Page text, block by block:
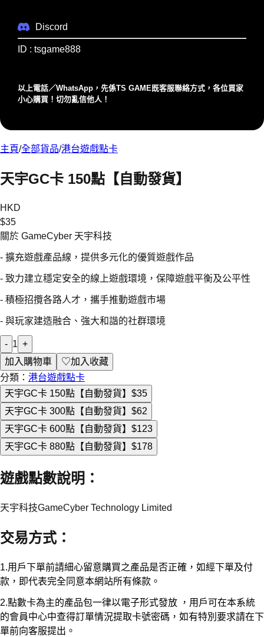
Discord
ID : tsgame888
以上電話／WhatsApp，先係TS GAME既客服聯絡⽅式，各位買家
⼩⼼購買！切勿亂信他⼈！
主頁/全部貨品/港台遊戲點卡
天宇GC卡 150點【自動發貨】
HKD
$35
關於 GameCyber 天宇科技
- 擴充遊戲產品線，提供多元化的優質遊戲作品
- 致力建立穩定安全的線上遊戲環境，保障遊戲平衡及公平性
- 積極招攬各路人才，攜手推動遊戲市場
- 與玩家建造融合、強大和諧的社群環境
- 1 +
加入購物車
♡加入收藏
分類： 港台遊戲點卡
天宇GC卡 150點【自動發貨】 $35
天宇GC卡 300點【自動發貨】 $62
天宇GC卡 600點【自動發貨】 $123
天宇GC卡 880點【自動發貨】 $178
遊戲點數說明 ：
天宇科技GameCyber Technology Limited
交易方式：
1.用戶下單前請細心留意購買之產品是否正確，如經下單及付
款，即代表完全同意本網站所有條款。
2.點數卡為主的產品包一律以電子形式發放 ，用戶可在本系統
的會員中心中查得訂單情況提取卡號密碼，如有特別要求請在下
單前向客服提出。